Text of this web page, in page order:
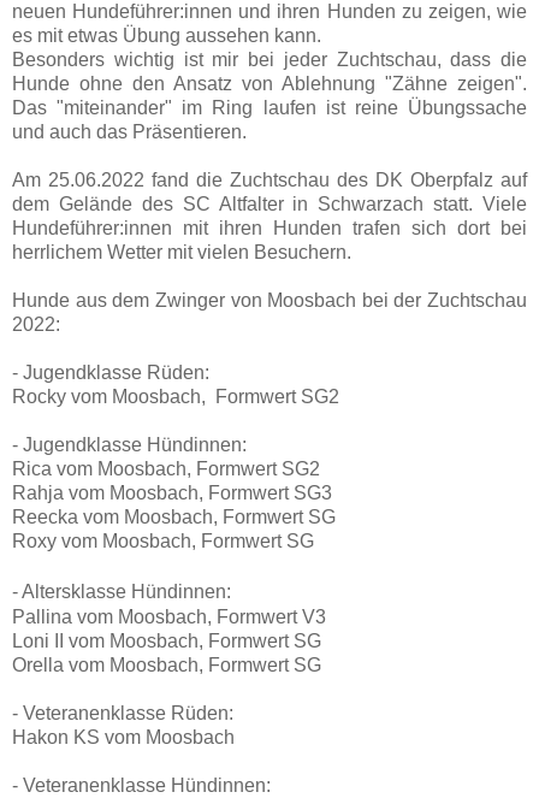
neuen Hundeführer:innen und ihren Hunden zu zeigen, wie
es mit etwas Übung aussehen kann.
Besonders wichtig ist mir bei jeder Zuchtschau, dass die
Hunde ohne den Ansatz von Ablehnung "Zähne zeigen".
Das "miteinander" im Ring laufen ist reine Übungssache
und auch das Präsentieren.
Am 25.06.2022 fand die Zuchtschau des DK Oberpfalz auf
dem Gelände des SC Altfalter in Schwarzach statt. Viele
Hundeführer:innen mit ihren Hunden trafen sich dort bei
herrlichem Wetter mit vielen Besuchern.
Hunde aus dem Zwinger von Moosbach bei der Zuchtschau
2022:
- Jugendklasse Rüden:
Rocky vom Moosbach, Formwert SG2
- Jugendklasse Hündinnen:
Rica vom Moosbach, Formwert SG2
Rahja vom Moosbach, Formwert SG3
Reecka vom Moosbach, Formwert SG
Roxy vom Moosbach, Formwert SG
- Altersklasse Hündinnen:
Pallina vom Moosbach, Formwert V3
Loni II vom Moosbach, Formwert SG
Orella vom Moosbach, Formwert SG
- Veteranenklasse Rüden:
Hakon KS vom Moosbach
- Veteranenklasse Hündinnen: